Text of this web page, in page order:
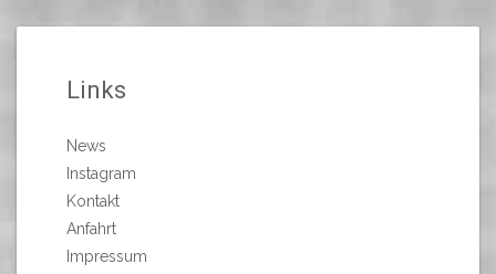
Links
News
Instagram
Kontakt
Anfahrt
Impressum